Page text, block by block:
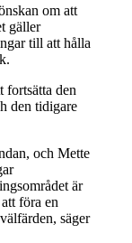
om att
gäller
till att hålla
fortsätta den
den tidigare
och Mette
är
föra en
säger